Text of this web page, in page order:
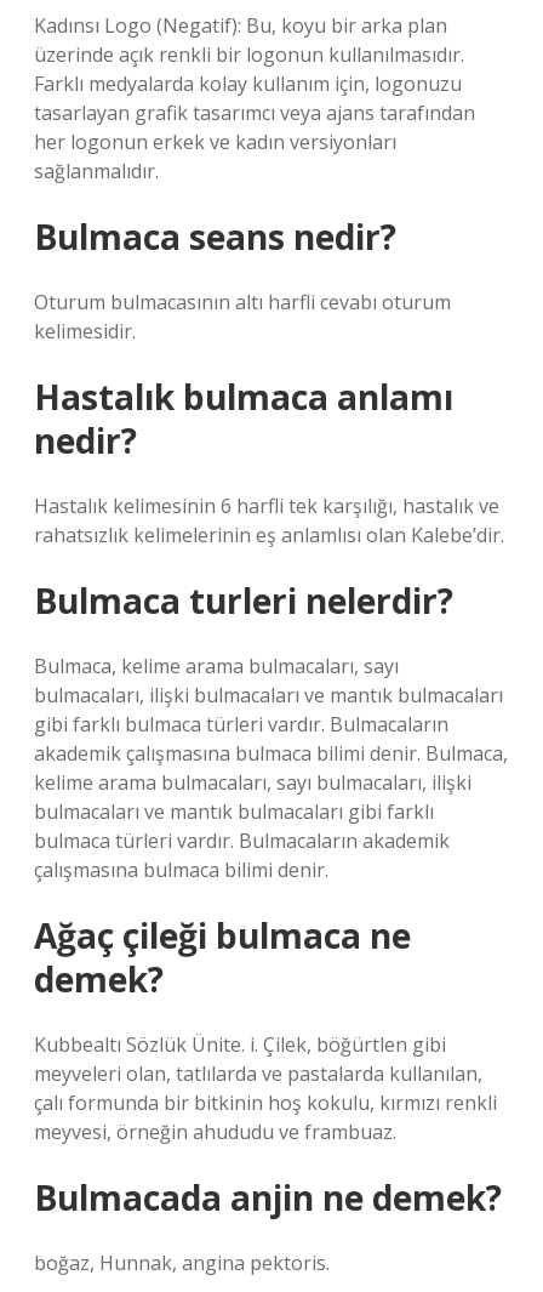
Kadınsı Logo (Negatif): Bu, koyu bir arka plan
üzerinde açık renkli bir logonun kullanılmasıdır.
Farklı medyalarda kolay kullanım için, logonuzu
tasarlayan grafik tasarımcı veya ajans tarafından
her logonun erkek ve kadın versiyonları
sağlanmalıdır.
Bulmaca seans nedir?
Oturum bulmacasının altı harfli cevabı oturum
kelimesidir.
Hastalık bulmaca anlamı
nedir?
Hastalık kelimesinin 6 harfli tek karşılığı, hastalık ve
rahatsızlık kelimelerinin eş anlamlısı olan Kalebe’dir.
Bulmaca turleri nelerdir?
Bulmaca, kelime arama bulmacaları, sayı
bulmacaları, ilişki bulmacaları ve mantık bulmacaları
gibi farklı bulmaca türleri vardır. Bulmacaların
akademik çalışmasına bulmaca bilimi denir. Bulmaca,
kelime arama bulmacaları, sayı bulmacaları, ilişki
bulmacaları ve mantık bulmacaları gibi farklı
bulmaca türleri vardır. Bulmacaların akademik
çalışmasına bulmaca bilimi denir.
Ağaç çileği bulmaca ne
demek?
Kubbealtı Sözlük Ünite. i. Çilek, böğürtlen gibi
meyveleri olan, tatlılarda ve pastalarda kullanılan,
çalı formunda bir bitkinin hoş kokulu, kırmızı renkli
meyvesi, örneğin ahududu ve frambuaz.
Bulmacada anjin ne demek?
boğaz, Hunnak, angina pektoris.